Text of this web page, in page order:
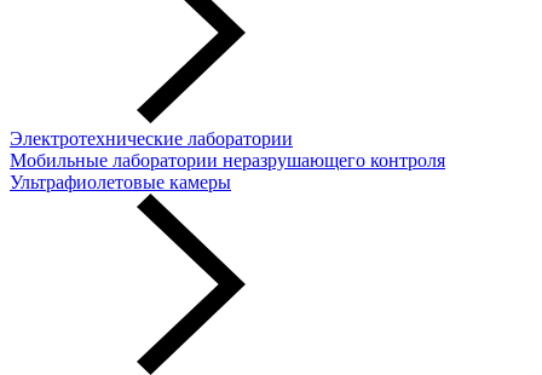
Электротехнические лаборатории
Мобильные лаборатории неразрушающего контроля
Ультрафиолетовые камеры